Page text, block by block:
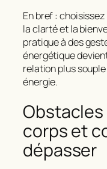
En bref :
la clarté et la
pratique à des
énergétique
relation plus
énergie.
Obstacles
corps et
dépasser